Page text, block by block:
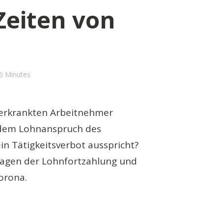
von
Minutes
Arbeitnehmer
Lohnanspruch des
Tätigkeitsverbot ausspricht?
der Lohnfortzahlung und